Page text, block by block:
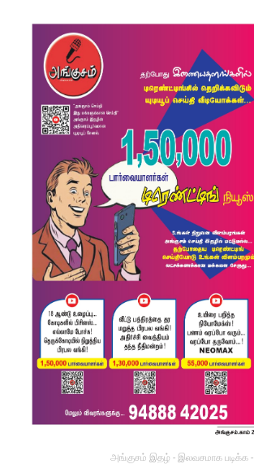
அங்குசம் இதழ் - இலவசமாக படிக்க -